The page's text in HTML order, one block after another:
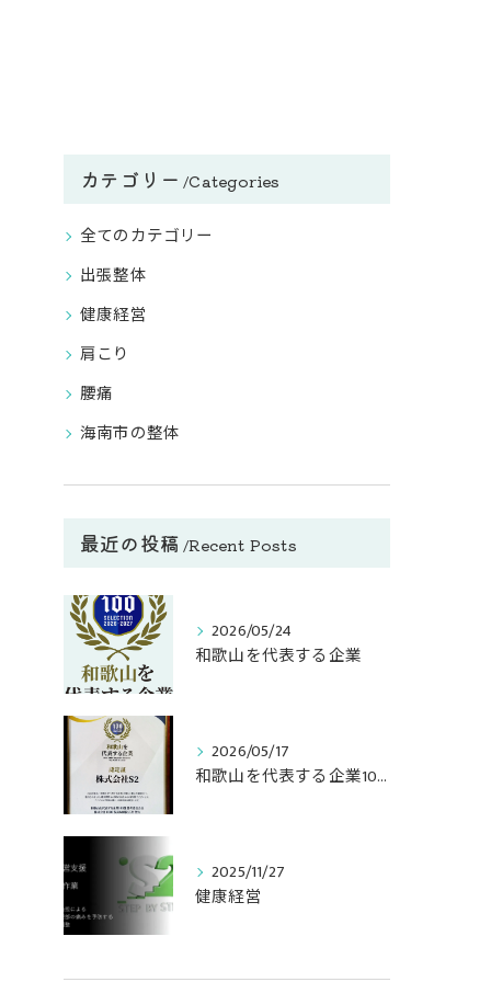
カテゴリー Categories
全てのカテゴリー
出張整体
健康経営
肩こり
腰痛
海南市の整体
最近の投稿 Recent Posts
2026/05/24
和歌山を代表する企業
2026/05/17
和歌山を代表する企業100選
2025/11/27
健康経営